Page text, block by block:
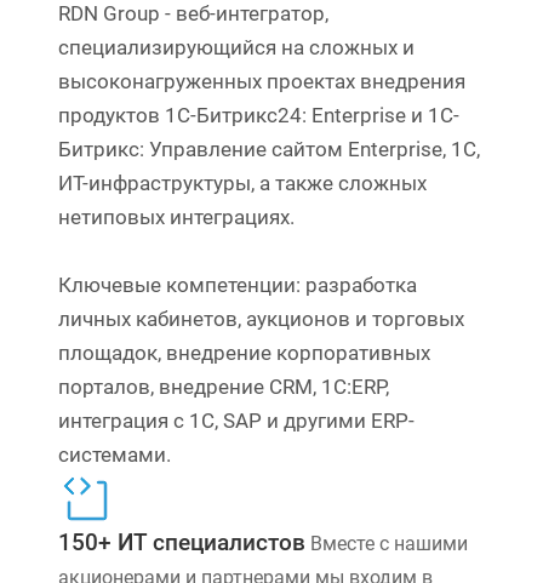
RDN Group - веб-интегратор,
специализирующийся на сложных и
высоконагруженных проектах внедрения
продуктов 1С-Битрикс24: Enterprise и 1C-
Битрикс: Управление сайтом Enterprise, 1С,
ИТ-инфраструктуры, а также сложных
нетиповых интеграциях.
Ключевые компетенции: разработка
личных кабинетов, аукционов и торговых
площадок, внедрение корпоративных
порталов, внедрение CRM, 1С:ERP,
интеграция с 1С, SAP и другими ERP-
системами.
150+ ИТ специалистов Вместе с нашими
акционерами и партнерами мы входим в